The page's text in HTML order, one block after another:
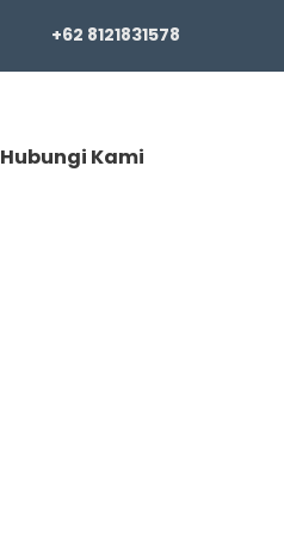
+62 8121831578
Hubungi Kami